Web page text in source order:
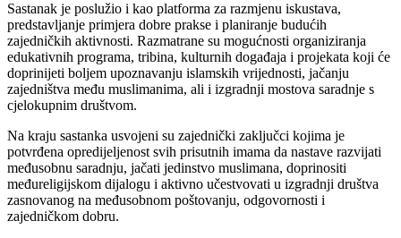
Sastanak je poslužio i kao platforma za razmjenu iskustava,
predstavljanje primjera dobre prakse i planiranje budućih
zajedničkih aktivnosti. Razmatrane su mogućnosti organiziranja
edukativnih programa, tribina, kulturnih događaja i projekata koji će
doprinijeti boljem upoznavanju islamskih vrijednosti, jačanju
zajedništva među muslimanima, ali i izgradnji mostova saradnje s
cjelokupnim društvom.
Na kraju sastanka usvojeni su zajednički zaključci kojima je
potvrđena opredijeljenost svih prisutnih imama da nastave razvijati
međusobnu saradnju, jačati jedinstvo muslimana, doprinositi
međureligijskom dijalogu i aktivno učestvovati u izgradnji društva
zasnovanog na međusobnom poštovanju, odgovornosti i
zajedničkom dobru.